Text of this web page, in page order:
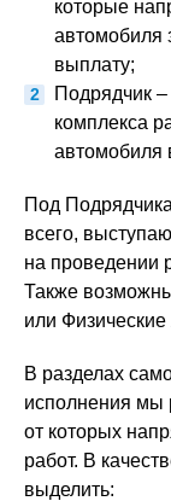
которые
автомобиля
выплату;
Подрядчик
комплекса
автомобиля
Под
всего,
на проведении
Также
или Физические
В разделах
исполнения мы
от которых
работ. В
выделить: